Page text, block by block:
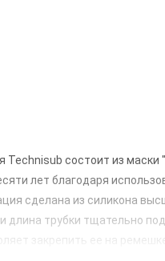
Technisub состоит из
лет благодаря
сделана из силикона
длина трубки тщательно
закрепить ее на